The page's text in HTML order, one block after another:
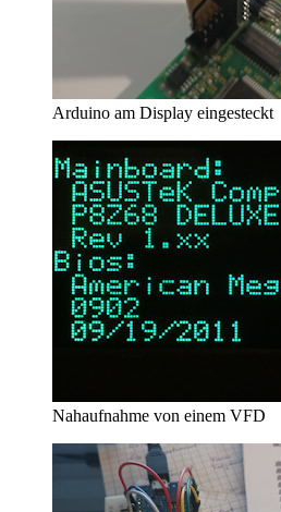
Arduino am Display eingesteckt
Nahaufnahme von einem VFD